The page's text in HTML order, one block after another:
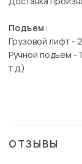
Подъем:
Грузовой лифт -
Ручной подъем -
т.д.)
ОТЗЫВЫ